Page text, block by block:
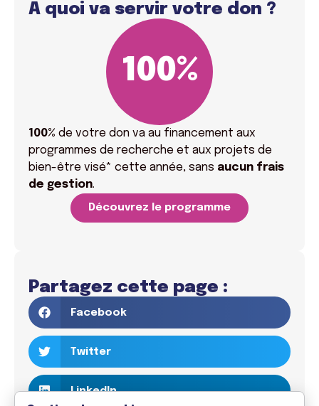
A quoi va servir votre don ?
100%
100% de votre don va au financement aux
programmes de recherche et aux projets de
bien-être visé* cette année, sans aucun frais
de gestion.
Découvrez le programme
Partagez cette page :
Facebook
Twitter
LinkedIn